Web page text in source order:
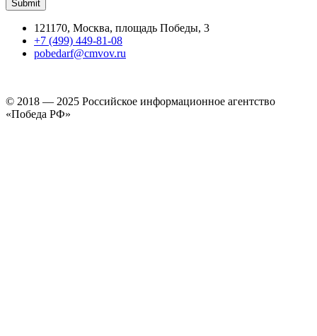
121170, Москва, площадь Победы, 3
+7 (499) 449-81-08
pobedarf@cmvov.ru
© 2018 — 2025 Российское информационное агентство
«Победа РФ»